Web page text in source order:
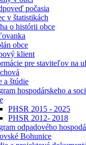
počasia
v štatistikách
o histórii obce
obce
klient
pre staviteľov na
a štúdie
hospodárskeho a
PHSR 2015 - 2025
PHSR 2012- 2018
odpadového
Bohunice